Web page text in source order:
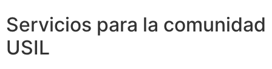
Servicios para la comunidad
USIL